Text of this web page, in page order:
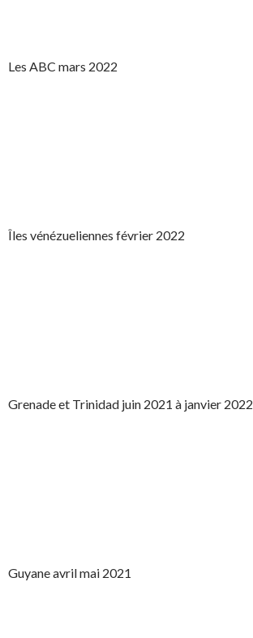
Les ABC mars 2022
Îles vénézueliennes février 2022
Grenade et Trinidad juin 2021 à janvier 2022
Guyane avril mai 2021